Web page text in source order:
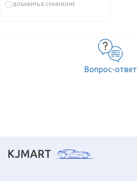
ДОБАВИТЬ В СРАВНЕНИЕ
Вопрос-ответ
KJMART